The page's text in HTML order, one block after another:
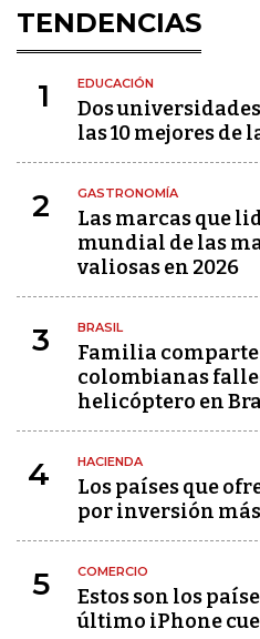
TENDENCIAS
1 EDUCACIÓN
Dos
las 10 mejores de
2 GASTRONOMÍA
Las marcas que
mundial de las
valiosas en 2026
3 BRASIL
Familia
colombianas
helicóptero en
4 HACIENDA
Los países que
por inversión
5 COMERCIO
Estos son los
último iPhone